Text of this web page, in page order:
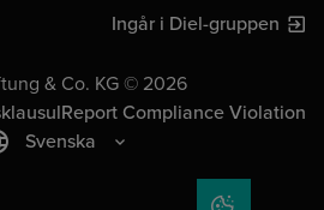
Ingår i Diel-gruppen
& Co. KG © 2026
Report Compliance Violation
Svenska